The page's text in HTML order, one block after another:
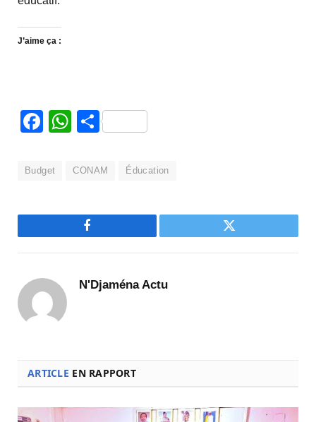
J’aime ça :
Facebook
WhatsApp
Partager
Budget CONAM Éducation
Facebook Twitter
N'Djaména Actu
ARTICLE EN RAPPORT